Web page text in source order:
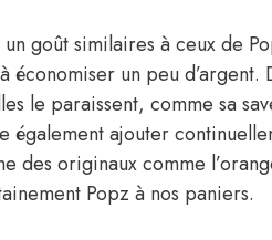
goût similaires à ceux de
économiser un peu d’argent.
le paraissent, comme sa
également ajouter
des originaux comme
Popz à nos paniers.